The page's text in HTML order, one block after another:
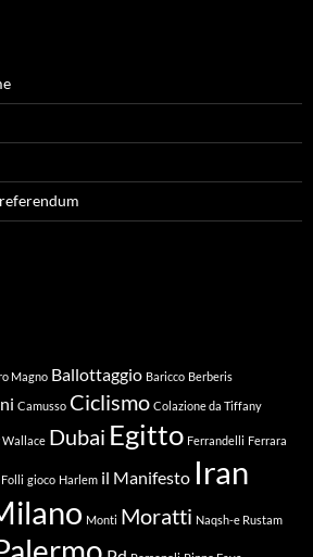
Magno Ballottaggio Baricco Berberis
Camusso Ciclismo Colazione da Tiffany
Wallace Dubai Egitto Ferrandelli Ferrara
Folli gioco Harlem il Manifesto Iran
Monti Moratti Naqsh-e Rustam